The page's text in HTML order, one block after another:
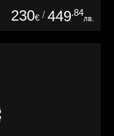
230€ / 449.84
лв.